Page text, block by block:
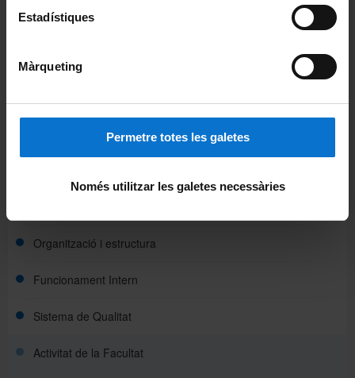
Estadístiques
Màrqueting
Permetre totes les galetes
Només utilitzar les galetes necessàries
Organització i estructura
Funcionament Intern
Sistema de Qualitat
Activitat de la Facultat
Medicina
Odontoestomatologia